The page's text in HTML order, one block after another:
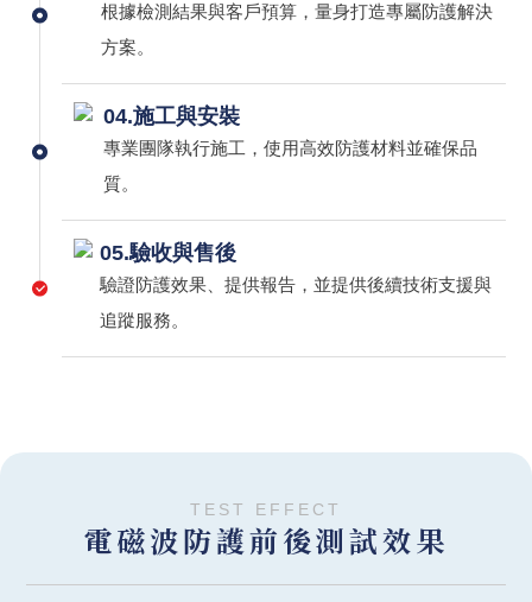
根據檢測結果與客戶預算，量身打造專屬防護解決
方案。
04.施工與安裝
專業團隊執行施工，使用高效防護材料並確保品
質。
05.驗收與售後
驗證防護效果、提供報告，並提供後續技術支援與
追蹤服務。
TEST EFFECT
電磁波防護前後測試效果